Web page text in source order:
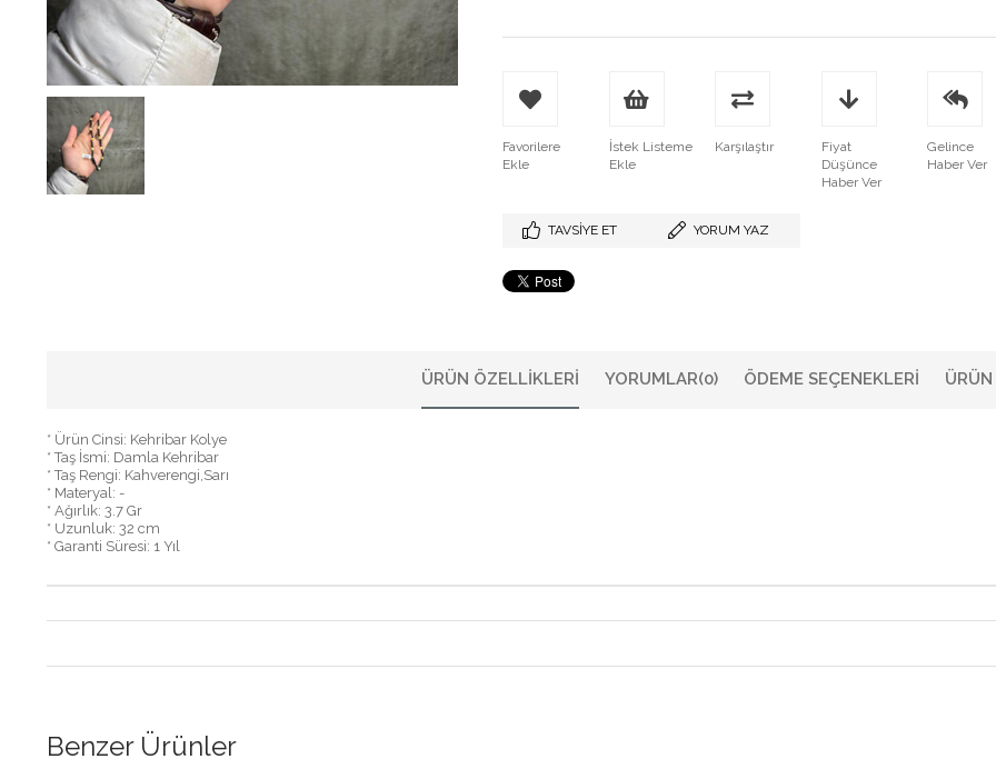
Favorilere
Ekle
İstek Listeme
Ekle
Karşılaştır
Fiyat
Düşünce
Haber Ver
Gelince
Haber Ver
TAVSIYE ET YORUM YAZ
ÜRÜN ÖZELLIKLERI YORUMLAR(0) ÖDEME SEÇENEKLERI
* Ürün Cinsi: Kehribar Kolye
* Taş İsmi: Damla Kehribar
* Taş Rengi: Kahverengi,Sarı
* Materyal: -
* Ağırlık: 3.7 Gr
* Uzunluk: 32 cm
* Garanti Süresi: 1 Yıl
Benzer Ürünler